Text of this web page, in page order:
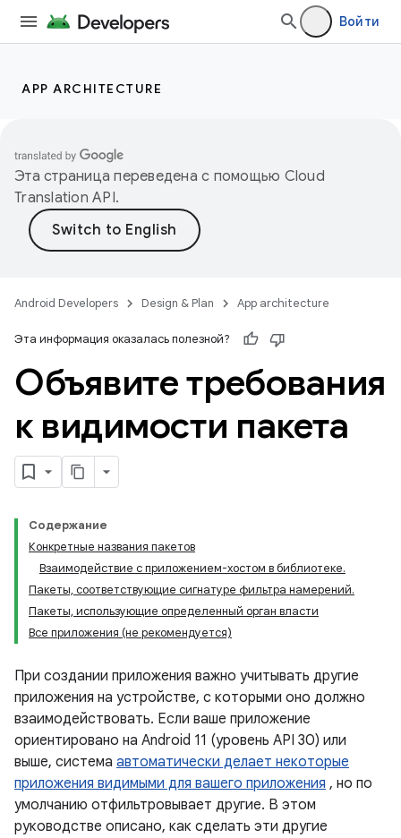
Войти
APP ARCHITECTURE
Эта страница переведена с помощью Cloud
Translation API.
Android Developers Design & Plan App architecture
Эта информация оказалась полезной?
Объявите требования
к видимости пакета
Содержание
Конкретные названия пакетов
Взаимодействие с приложением-хостом в библиотеке.
Пакеты, соответствующие сигнатуре фильтра намерений.
Пакеты, использующие определенный орган власти
Все приложения (не рекомендуется)
При создании приложения важно учитывать другие
приложения на устройстве, с которыми оно должно
взаимодействовать. Если ваше приложение
ориентировано на Android 11 (уровень API 30) или
выше, система автоматически делает некоторые
приложения видимыми для вашего приложения , но по
умолчанию отфильтровывает другие. В этом
руководстве описано, как сделать эти другие